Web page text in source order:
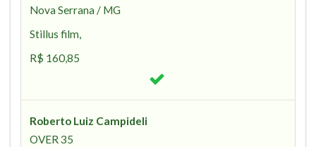
Nova Serrana / MG
Stillus film,
R$ 160,85
Roberto Luiz Campideli
OVER 35